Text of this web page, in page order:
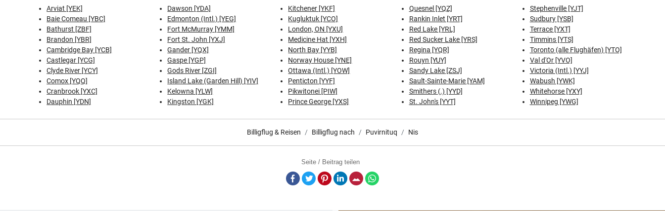
Arviat [YEK]
Baie Comeau [YBC]
Bathurst [ZBF]
Brandon [YBR]
Cambridge Bay [YCB]
Castlegar [YCG]
Clyde River [YCY]
Comox [YQQ]
Cranbrook [YXC]
Dauphin [YDN]
Dawson [YDA]
Edmonton (Intl.) [YEG]
Fort McMurray [YMM]
Fort St. John [YXJ]
Gander [YQX]
Gaspe [YGP]
Gods River [ZGI]
Island Lake (Garden Hill) [YIV]
Kelowna [YLW]
Kingston [YGK]
Kitchener [YKF]
Kugluktuk [YCO]
London, ON [YXU]
Medicine Hat [YXH]
North Bay [YYB]
Norway House [YNE]
Ottawa (Intl.) [YOW]
Penticton [YYF]
Pikwitonei [PIW]
Prince George [YXS]
Quesnel [YQZ]
Rankin Inlet [YRT]
Red Lake [YRL]
Red Sucker Lake [YRS]
Regina [YQR]
Rouyn [YUY]
Sandy Lake [ZSJ]
Sault-Sainte-Marie [YAM]
Smithers (.) [YYD]
St. John's [YYT]
Stephenville [YJT]
Sudbury [YSB]
Terrace [YXT]
Timmins [YTS]
Toronto (alle Flughäfen) [YTO]
Val d'Or [YVO]
Victoria (Intl.) [YYJ]
Wabush [YWK]
Whitehorse [YXY]
Winnipeg [YWG]
Billigflug & Reisen Billigflug nach Puvirnituq Nis
Seite / Beitrag teilen
Facebook
TwitterPinterestLinkedInE-Mail